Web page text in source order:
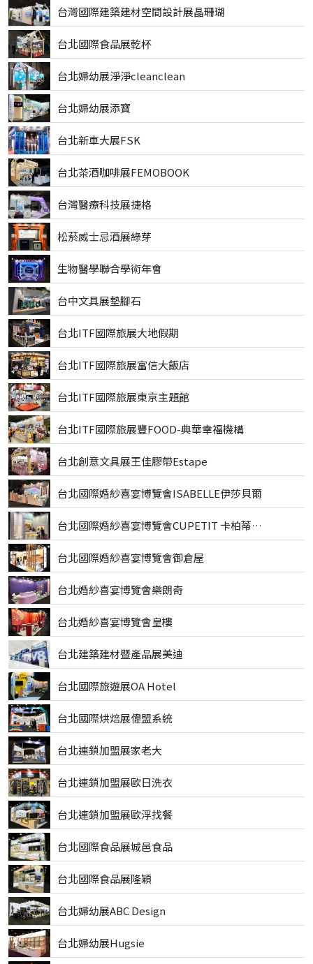
台灣國際建築建材空間設計展晶珊瑚
台北國際食品展乾杯
台北婦幼展淨淨cleanclean
台北婦幼展添寶
台北新車大展FSK
台北茶酒咖啡展FEMOBOOK
台灣醫療科技展捷格
松菸威士忌酒展綠芽
生物醫學聯合學術年會
台中文具展墊腳石
台北ITF國際旅展大地假期
台北ITF國際旅展富信大飯店
台北ITF國際旅展東京主題館
台北ITF國際旅展豐FOOD-典華幸福機構
台北創意文具展王佳膠帶Estape
台北國際婚紗喜宴博覽會ISABELLE伊莎貝爾
台北國際婚紗喜宴博覽會CUPETIT 卡柏蒂精品甜點
台北國際婚紗喜宴博覽會御倉屋
台北婚紗喜宴博覽會樂朗奇
台北婚紗喜宴博覽會皇樓
台北建築建材暨產品展美迪
台北國際旅遊展OA Hotel
台北國際烘焙展偉盟系統
台北連鎖加盟展家老大
台北連鎖加盟展歐日洗衣
台北連鎖加盟展歐浮找餐
台北國際食品展城邑食品
台北國際食品展隆穎
台北婦幼展ABC Design
台北婦幼展Hugsie